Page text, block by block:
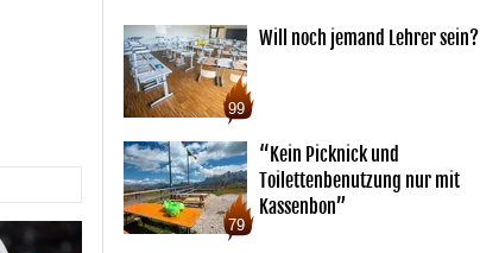
99
Will noch jemand Lehrer sein?
79
“Kein Picknick und
Toilettenbenutzung nur mit
Kassenbon”